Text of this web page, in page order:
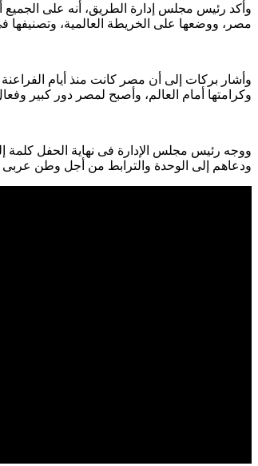
وأكد رئيس مجلس إدارة الطريق، أنه على الجميع
مصر، ووضعها على الخريطة العالمية، وتصنيفها
وأشار بركات إلى أن مصر كانت منذ أيام الفراعنة
وكرامتها أمام العالم، وأصبح لمصر دور كبير
ووجه رئيس مجلس الإدارة فى نهاية الحفل كلمة
ودعاهم إلى الوحدة والترابط من أجل وطن